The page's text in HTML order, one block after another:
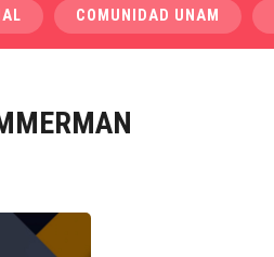
COMUNIDAD UNAM